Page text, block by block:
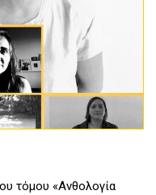
τόμου «Ανθολογία